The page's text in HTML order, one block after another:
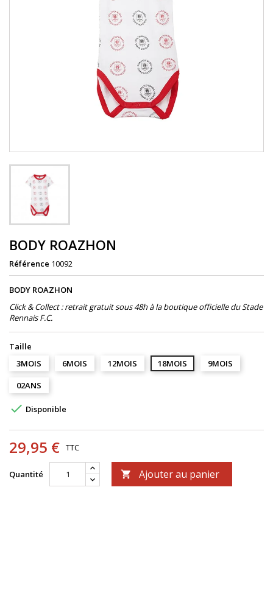
BODY ROAZHON
Référence 10092
BODY ROAZHON
Click & Collect : retrait gratuit sous 48h à la boutique officielle du Stade
Rennais F.C.
Taille
3MOIS
6MOIS 12MOIS 18MOIS
9MOIS
02ANS
 Disponible
29,95 € TTC
Quantité  Ajouter au panier